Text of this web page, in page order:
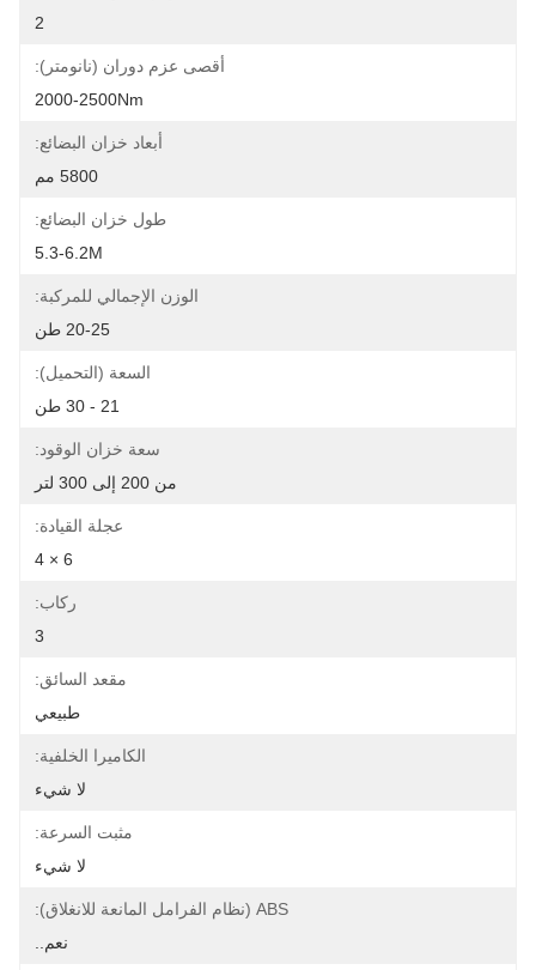
2
أقصى عزم دوران (نانومتر):
2000-2500Nm
أبعاد خزان البضائع:
5800 مم
طول خزان البضائع:
5.3-6.2M
الوزن الإجمالي للمركبة:
20-25 طن
السعة (التحميل):
21 - 30 طن
سعة خزان الوقود:
من 200 إلى 300 لتر
عجلة القيادة:
6 × 4
ركاب:
3
مقعد السائق:
طبيعي
الكاميرا الخلفية:
لا شيء
مثبت السرعة:
لا شيء
ABS (نظام الفرامل المانعة للانغلاق):
نعم..